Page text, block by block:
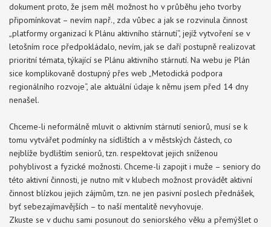
dokument proto, že jsem měl možnost ho v průběhu jeho tvorby
připomínkovat – nevím např., zda vůbec a jak se rozvinula činnost
„platformy organizací k Plánu aktivního stárnutí“, jejíž vytvoření se v
letošním roce předpokládalo, nevím, jak se daří postupně realizovat
prioritní témata, týkající se Plánu aktivního stárnutí. Na webu je Plán
sice komplikovaně dostupný přes web „Metodická podpora
regionálního rozvoje“, ale aktuální údaje k němu jsem před 14 dny
nenašel.
Chceme-li neformálně mluvit o aktivním stárnutí seniorů, musí se k
tomu vytvářet podmínky na sídlištích a v městských částech, co
nejblíže bydlištím seniorů, tzn. respektovat jejich sníženou
pohyblivost a fyzické možnosti. Chceme-li zapojit i muže – seniory do
této aktivní činnosti, je nutno mít v klubech možnost provádět aktivní
činnost blízkou jejich zájmům, tzn. ne jen pasivní poslech přednášek,
byť sebezajímavějších – to naší mentalitě nevyhovuje.
Zkuste se v duchu sami posunout do seniorského věku a přemýšlet o